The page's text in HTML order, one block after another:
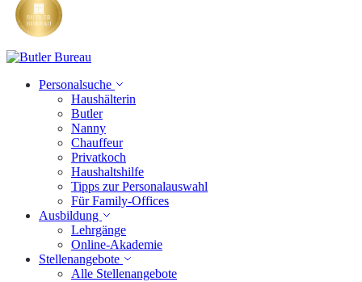
Personalsuche
Haushälterin
Butler
Nanny
Chauffeur
Privatkoch
Haushaltshilfe
Tipps zur Personalauswahl
Für Family-Offices
Ausbildung
Lehrgänge
Online-Akademie
Stellenangebote
Alle Stellenangebote